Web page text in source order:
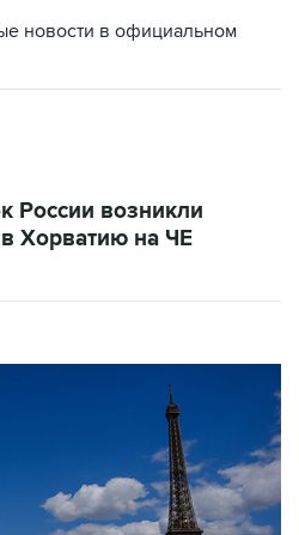
новости в официальном
России возникли
Хорватию на ЧЕ